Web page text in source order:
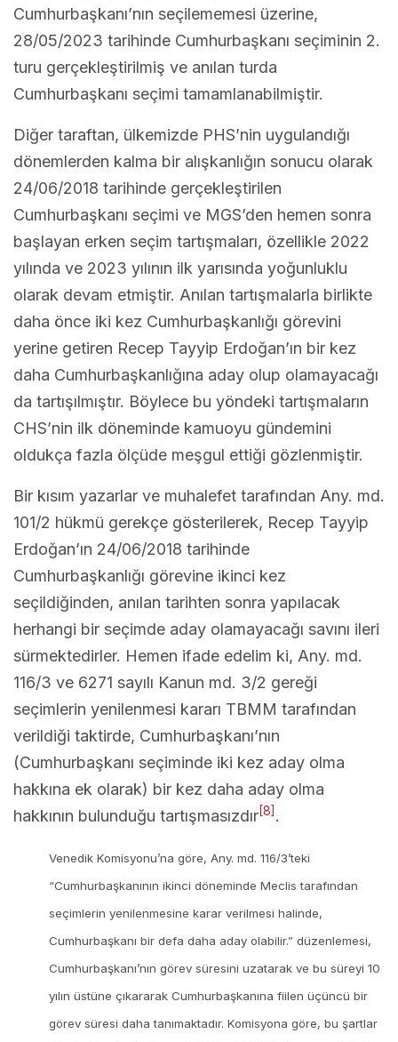
Cumhurbaşkanı’nın seçilememesi üzerine,
28/05/2023 tarihinde Cumhurbaşkanı seçiminin 2.
turu gerçekleştirilmiş ve anılan turda
Cumhurbaşkanı seçimi tamamlanabilmiştir.
Diğer taraftan, ülkemizde PHS’nin uygulandığı
dönemlerden kalma bir alışkanlığın sonucu olarak
24/06/2018 tarihinde gerçekleştirilen
Cumhurbaşkanı seçimi ve MGS’den hemen sonra
başlayan erken seçim tartışmaları, özellikle 2022
yılında ve 2023 yılının ilk yarısında yoğunluklu
olarak devam etmiştir. Anılan tartışmalarla birlikte
daha önce iki kez Cumhurbaşkanlığı görevini
yerine getiren Recep Tayyip Erdoğan’ın bir kez
daha Cumhurbaşkanlığına aday olup olamayacağı
da tartışılmıştır. Böylece bu yöndeki tartışmaların
CHS’nin ilk döneminde kamuoyu gündemini
oldukça fazla ölçüde meşgul ettiği gözlenmiştir.
Bir kısım yazarlar ve muhalefet tarafından Any. md.
101/2 hükmü gerekçe gösterilerek, Recep Tayyip
Erdoğan’ın 24/06/2018 tarihinde
Cumhurbaşkanlığı görevine ikinci kez
seçildiğinden, anılan tarihten sonra yapılacak
herhangi bir seçimde aday olamayacağı savını ileri
sürmektedirler. Hemen ifade edelim ki, Any. md.
116/3 ve 6271 sayılı Kanun md. 3/2 gereği
seçimlerin yenilenmesi kararı TBMM tarafından
verildiği taktirde, Cumhurbaşkanı’nın
(Cumhurbaşkanı seçiminde iki kez aday olma
hakkına ek olarak) bir kez daha aday olma
hakkının bulunduğu tartışmasızdır[8] .
Venedik Komisyonu’na göre, Any. md. 116/3’teki
“Cumhurbaşkanının ikinci döneminde Meclis tarafından
seçimlerin yenilenmesine karar verilmesi halinde,
Cumhurbaşkanı bir defa daha aday olabilir.” düzenlemesi,
Cumhurbaşkanı’nın görev süresini uzatarak ve bu süreyi 10
yılın üstüne çıkararak Cumhurbaşkanına fiilen üçüncü bir
görev süresi daha tanımaktadır. Komisyona göre, bu şartlar